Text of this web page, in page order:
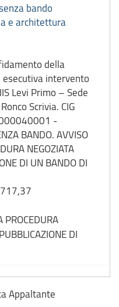
bando
e architettura
della
intervento
Levi Primo – Sede
Scrivia. CIG
-
BANDO. AVVISO
NEGOZIATA
DI UN BANDO DI
PROCEDURA
DI
Appaltante